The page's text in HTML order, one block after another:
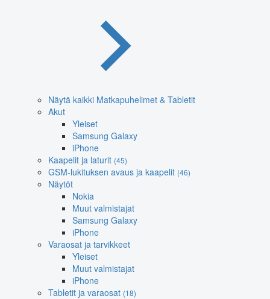
Näytä kaikki Matkapuhelimet & Tabletit
Akut
Yleiset
Samsung Galaxy
iPhone
Kaapelit ja laturit (45)
GSM-lukituksen avaus ja kaapelit (46)
Näytöt
Nokia
Muut valmistajat
Samsung Galaxy
iPhone
Varaosat ja tarvikkeet
Yleiset
Muut valmistajat
iPhone
Tabletit ja varaosat (18)